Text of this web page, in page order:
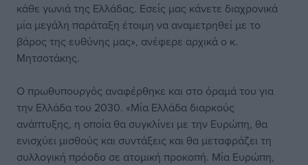
κάθε γωνιά της Ελλάδας. Εσείς μας κάνετε διαχρονικά
μία μεγάλη παράταξη έτοιμη να αναμετρηθεί με το
βάρος της ευθύνης μας», ανέφερε αρχικά ο κ.
Μητσοτάκης.
Ο πρωθυπουργός αναφέρθηκε και στο όραμά του για
την Ελλάδα του 2030. «Μία Ελλάδα διαρκούς
ανάπτυξης, η οποία θα συγκλίνει με την Ευρώπη, θα
ενισχύει μισθούς και συντάξεις και θα μεταφράζει τη
συλλογική πρόοδο σε ατομική προκοπή. Μία Ευρώπη,